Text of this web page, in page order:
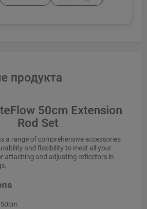
продукта
50cm Extension
Rod Set
a range of comprehensive accessories
and flexibility to meet all your
attaching and adjusting reflectors in